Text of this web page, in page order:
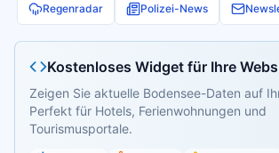
Regenradar Polizei-News
Kostenloses Widget für Ihre
Zeigen Sie aktuelle Bodensee-Daten auf
Perfekt für Hotels, Ferienwohnungen und
Tourismusportale.